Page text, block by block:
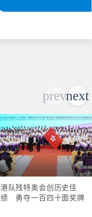
港队残特奥会创历史佳
绩 勇夺一百四十面奖牌